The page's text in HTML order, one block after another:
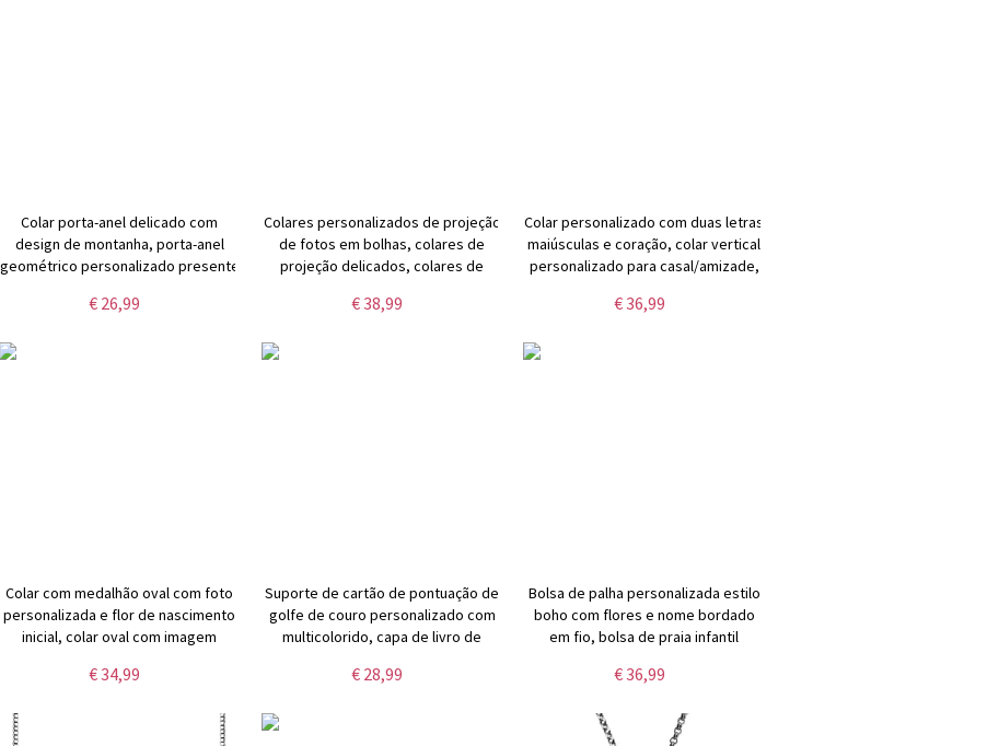
Colar porta-anel delicado com
design de montanha, porta-anel
geométrico personalizado presente
ela/mulheres/meninas
€ 26,99
Colares personalizados de projeção
de fotos em bolhas, colares de
projeção delicados, colares de
aniversário de dia dos namorados
€ 38,99
Colar personalizado com duas letras
maiúsculas e coração, colar vertical
personalizado para casal/amizade,
aniversário/aniversário/dia dos
€ 36,99
Colar com medalhão oval com foto
personalizada e flor de nascimento
inicial, colar oval com imagem
aniversário/aniversário/dia das
€ 34,99
Suporte de cartão de pontuação de
golfe de couro personalizado com
multicolorido, capa de livro de
personalizado, acessórios de golfe,
€ 28,99
Bolsa de palha personalizada estilo
boho com flores e nome bordado
em fio, bolsa de praia infantil
aniversário/Natal/casamento para
€ 36,99